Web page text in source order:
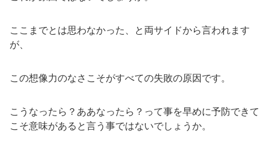
ここまでとは思わなかった、と両サイドから言われます
が、
この想像力のなさこそがすべての失敗の原因です。
こうなったら？ああなったら？って事を早めに予防できて
こそ意味があると言う事ではないでしょうか。